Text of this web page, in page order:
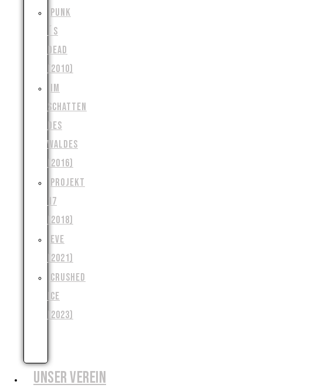
PUNK
´S
DEAD
(2010)
IM
SCHATTEN
DES
WALDES
(2016)
PROJEKT
17
(2018)
EVE
(2021)
CRUSHED
ICE
(2023)
UNSER VEREIN